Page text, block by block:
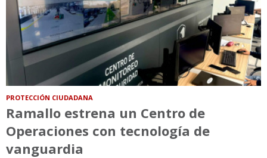
PROTECCIÓN CIUDADANA
Ramallo estrena un Centro de
Operaciones con tecnología de
vanguardia